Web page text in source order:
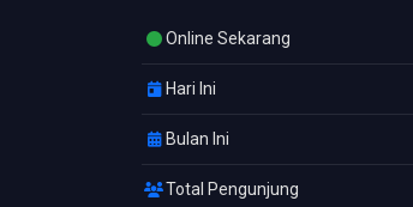
Online Sekarang
Hari Ini
Bulan Ini
Total Pengunjung